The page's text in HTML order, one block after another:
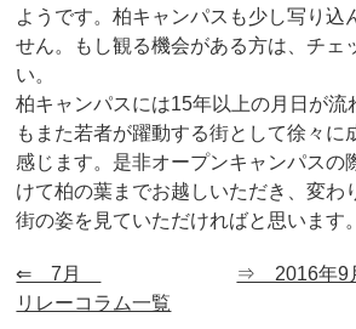
ようです。柏キャンパスも少し写り込
せん。もし観る機会がある方は、チェ
い。
柏キャンパスには15年以上の月日が流
もまた若者が躍動する街として徐々に
感じます。是非オープンキャンパスの
けて柏の葉までお越しいただき、変わ
街の姿を見ていただければと思います。
⇐ 7月
⇒ 2016年
リレーコラム一覧